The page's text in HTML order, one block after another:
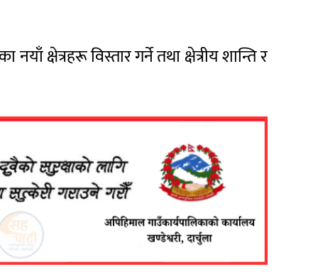
क्षेत्रहरू विस्तार गर्ने तथा क्षेत्रीय शान्ति र